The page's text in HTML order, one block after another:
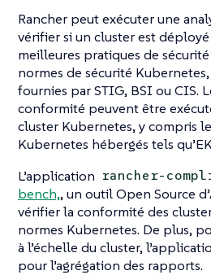
Rancher peut exécuter une
vérifier si un cluster est
meilleures pratiques de
normes de sécurité
fournies par STIG, BSI ou CIS.
conformité peuvent être
cluster Kubernetes, y compris
Kubernetes hébergés tels
L’application rancher-
bench,, un outil Open Source
vérifier la conformité des
normes Kubernetes. De plus,
à l’échelle du cluster,
pour l’agrégation des rapports.